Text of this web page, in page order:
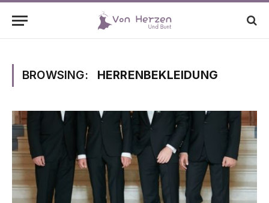
BROWSING: HERRENBEKLEIDUNG